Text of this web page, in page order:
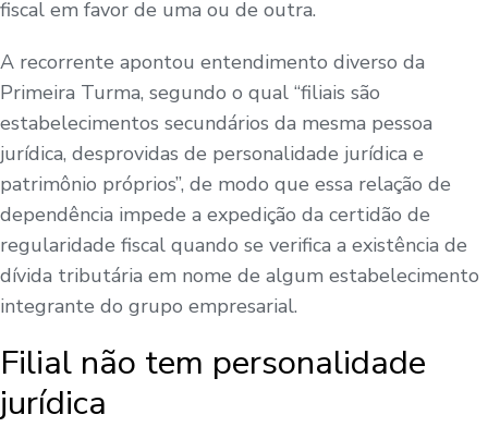
fiscal em favor de uma ou de outra.
A recorrente apontou entendimento diverso da
Primeira Turma, segundo o qual “filiais são
estabelecimentos secundários da mesma pessoa
jurídica, desprovidas de personalidade jurídica e
patrimônio próprios”, de modo que essa relação de
dependência impede a expedição da certidão de
regularidade fiscal quando se verifica a existência de
dívida tributária em nome de algum estabelecimento
integrante do grupo empresarial.
Filial não tem personalidade
jurídica